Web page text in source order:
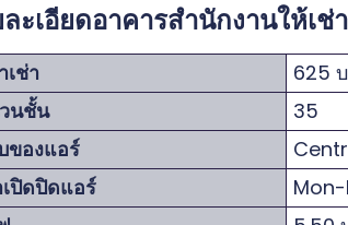
ะเอียดอาคารสำนักงานให้เ
เช่า
625
นชั้น
35
ของแอร์
เปิดปิดแอร์
Mon-